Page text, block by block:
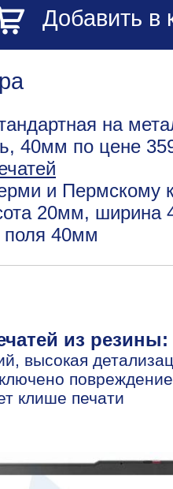
Добавить в
на
40мм по цене
и Пермскому
20мм, ширина
40мм
из резины:
высокая
клише печати